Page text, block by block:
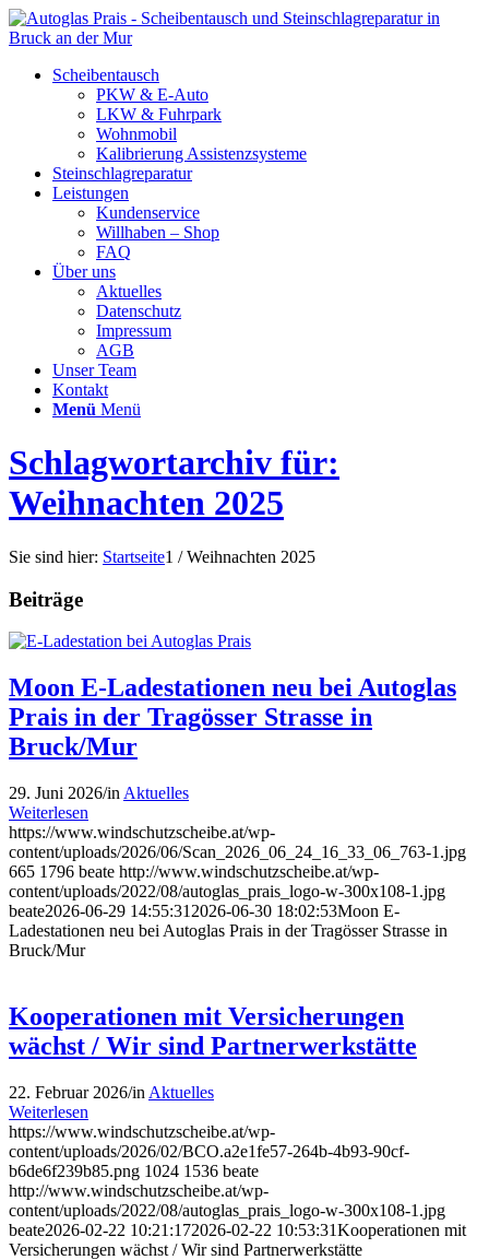
Scheibentausch
PKW & E-Auto
LKW & Fuhrpark
Wohnmobil
Kalibrierung Assistenzsysteme
Steinschlagreparatur
Leistungen
Kundenservice
Willhaben – Shop
FAQ
Über uns
Aktuelles
Datenschutz
Impressum
AGB
Unser Team
Kontakt
Menü Menü
Schlagwortarchiv für:
Weihnachten 2025
Sie sind hier: Startseite1 / Weihnachten 2025
Beiträge
Moon E-Ladestationen neu bei Autoglas
Prais in der Tragösser Strasse in
Bruck/Mur
29. Juni 2026/in Aktuelles
Weiterlesen
https://www.windschutzscheibe.at/wp-
content/uploads/2026/06/Scan_2026_06_24_16_33_06_763-1.jpg
665 1796 beate http://www.windschutzscheibe.at/wp-
content/uploads/2022/08/autoglas_prais_logo-w-300x108-1.jpg
beate2026-06-29 14:55:31 2026-06-30 18:02:53Moon E-
Ladestationen neu bei Autoglas Prais in der Tragösser Strasse in
Bruck/Mur
Kooperationen mit Versicherungen
wächst / Wir sind Partnerwerkstätte
22. Februar 2026/in Aktuelles
Weiterlesen
https://www.windschutzscheibe.at/wp-
content/uploads/2026/02/BCO.a2e1fe57-264b-4b93-90cf-
b6de6f239b85.png 1024 1536 beate
http://www.windschutzscheibe.at/wp-
content/uploads/2022/08/autoglas_prais_logo-w-300x108-1.jpg
beate2026-02-22 10:21:172026-02-22 10:53:31Kooperationen mit
Versicherungen wächst / Wir sind Partnerwerkstätte